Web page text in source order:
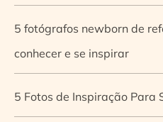
5 fotógrafos newborn de
conhecer e se inspirar
5 Fotos de Inspiração Para